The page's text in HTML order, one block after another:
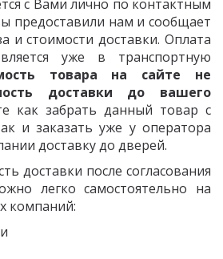
с Вами лично по контактным
предоставили нам и сообщает
и стоимости доставки. Оплата
уже в транспортную
товара на сайте не
доставки до вашего
как забрать данный товар с
и заказать уже у оператора
доставку до дверей.
доставки после согласования
легко самостоятельно на
компаний: